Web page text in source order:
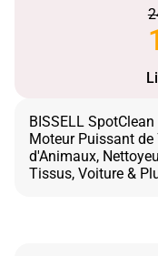
BISSELL
Moteur Puissant de
d'Animaux,